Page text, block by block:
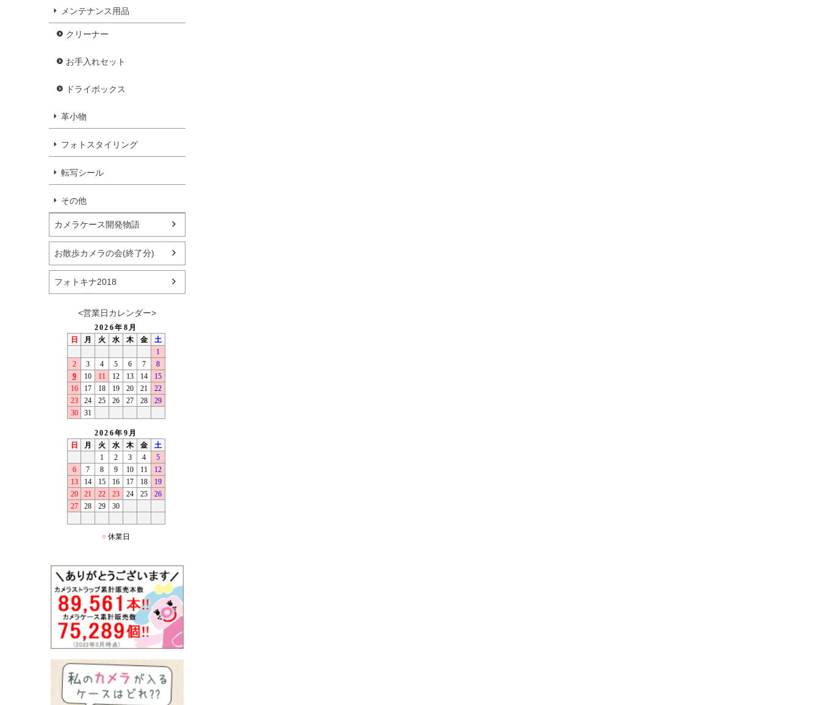
メンテナンス用品
クリーナー
お手入れセット
ドライボックス
革小物
フォトスタイリング
転写シール
その他
カメラケース開発物語
お散歩カメラの会(終了分)
フォトキナ2018
<営業日カレンダー>